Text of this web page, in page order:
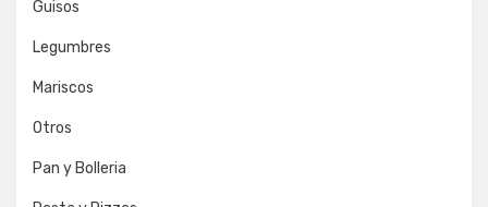
Guisos
Legumbres
Mariscos
Otros
Pan y Bolleria